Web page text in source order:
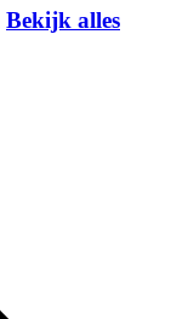
Bekijk alles